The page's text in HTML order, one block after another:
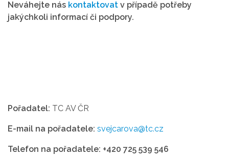
Neváhejte nás kontaktovat v případě potřeby
jakýchkoli informací či podpory.
Pořadatel: TC AV ČR
E-mail na pořadatele: svejcarova@tc.cz
Telefon na pořadatele: +420 725 539 546